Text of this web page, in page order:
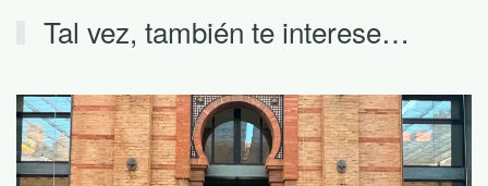
Tal vez, también te interese…